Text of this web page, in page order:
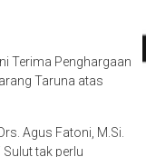
Terima Penghargaan
Taruna atas
Agus Fatoni, M.Si.
tak perlu